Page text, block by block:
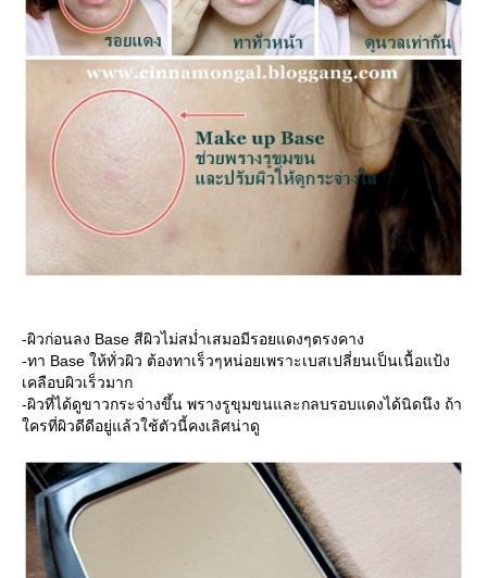
-ผิวก่อนลง Base สีผิวไม่สม่ำเสมอมีรอยแดงๆตรงคาง
-ทา Base ให้ทั่วผิว ต้องทาเร็วๆหน่อยเพราะเบสเปลี่ยนเป็นเนื้อแป้ง
เคลือบผิวเร็วมาก
-ผิวที่ได้ดูขาวกระจ่างขึ้น พรางรูขุมขนและกลบรอบแดงได้นิดนึง ถ้า
ครที่ผิวดีดีอยู่แล้วใช้ตัวนี้คงเลิศน่าดู